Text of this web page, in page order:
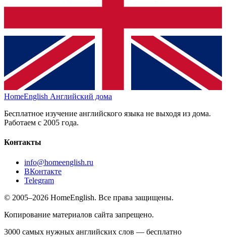
HomeEnglish Английский дома
Бесплатное изучение английского языка не выходя из дома.
Работаем с 2005 года.
Контакты
info@homeenglish.ru
ВКонтакте
Telegram
© 2005–2026 HomeEnglish. Все права защищены.
Копирование материалов сайта запрещено.
3000 самых нужных английских слов — бесплатно